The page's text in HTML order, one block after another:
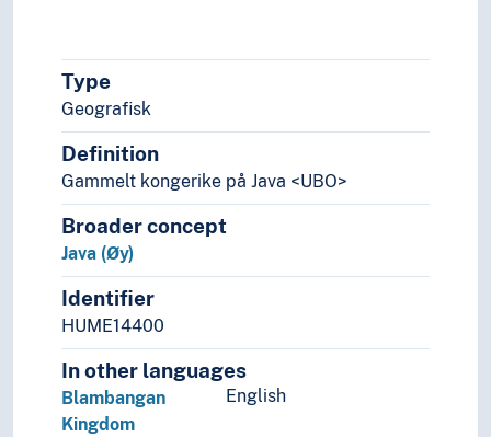
Nord-Korea
Pakistan
Qatar
Saudi-Arabia
Singapore
Sri Lanka
Syria
Sør-Korea
Tadsjikistan
Taiwan
Thailand
Turkmenistan
Type
Geografisk
Definition
Gammelt kongerike på Java <UBO>
Broader concept
Java (Øy)
Identifier
HUME14400
In other languages
English
Blambangan
Kingdom